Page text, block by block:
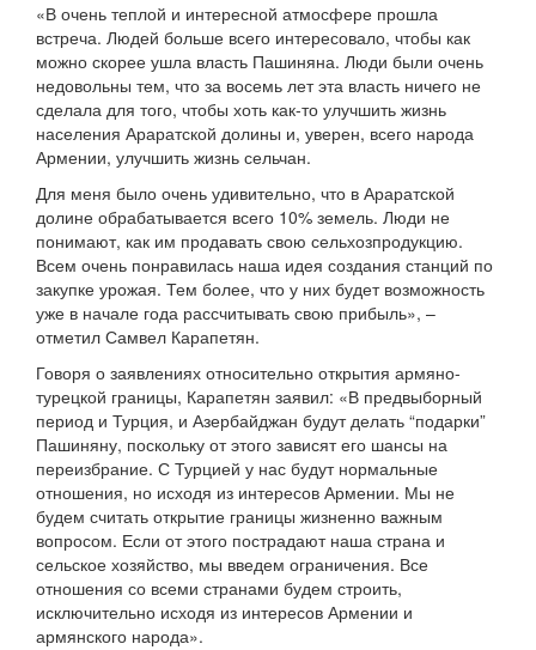
«В очень теплой и интересной атмосфере прошла
встреча. Людей больше всего интересовало, чтобы как
можно скорее ушла власть Пашиняна. Люди были очень
недовольны тем, что за восемь лет эта власть ничего не
сделала для того, чтобы хоть как-то улучшить жизнь
населения Араратской долины и, уверен, всего народа
Армении, улучшить жизнь сельчан.
Для меня было очень удивительно, что в Араратской
долине обрабатывается всего 10% земель. Люди не
понимают, как им продавать свою сельхозпродукцию.
Всем очень понравилась наша идея создания станций по
закупке урожая. Тем более, что у них будет возможность
уже в начале года рассчитывать свою прибыль», –
отметил Самвел Карапетян.
Говоря о заявлениях относительно открытия армяно-
турецкой границы, Карапетян заявил: «В предвыборный
период и Турция, и Азербайджан будут делать “подарки”
Пашиняну, поскольку от этого зависят его шансы на
переизбрание. С Турцией у нас будут нормальные
отношения, но исходя из интересов Армении. Мы не
будем считать открытие границы жизненно важным
вопросом. Если от этого пострадают наша страна и
сельское хозяйство, мы введем ограничения. Все
отношения со всеми странами будем строить,
исключительно исходя из интересов Армении и
армянского народа».